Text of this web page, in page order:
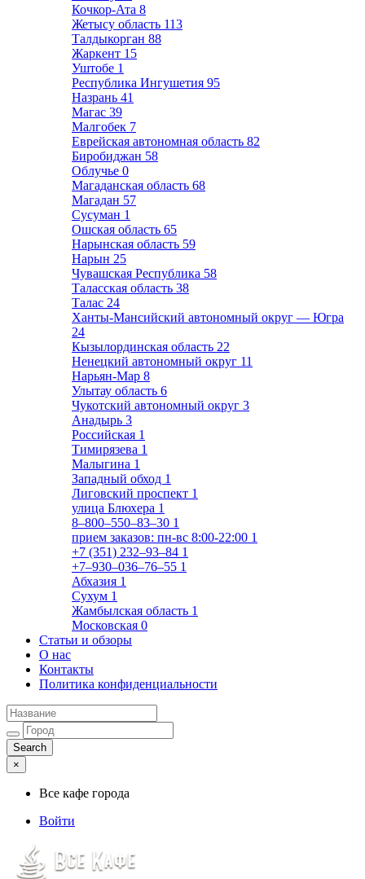
Кочкор-Ата 8
Жетысу область 113
Талдыкорган 88
Жаркент 15
Уштобе 1
Республика Ингушетия 95
Назрань 41
Магас 39
Малгобек 7
Еврейская автономная область 82
Биробиджан 58
Облучье 0
Магаданская область 68
Магадан 57
Сусуман 1
Ошская область 65
Нарынская область 59
Нарын 25
Чувашская Республика 58
Таласская область 38
Талас 24
Ханты-Мансийский автономный округ — Югра
24
Кызылординская область 22
Ненецкий автономный округ 11
Нарьян-Мар 8
Улытау область 6
Чукотский автономный округ 3
Анадырь 3
Российская 1
Тимирязева 1
Малыгина 1
Западный обход 1
Лиговский проспект 1
улица Блюхера 1
8‒800‒550‒83‒30 1
прием заказов: пн-вс 8:00-22:00 1
+7 (351) 232‒93‒84 1
+7‒930‒036‒76‒55 1
Абхазия 1
Сухум 1
Жамбылская область 1
Московская 0
Статьи и обзоры
О нас
Контакты
Политика конфиденциальности
×
Все кафе города
Войти